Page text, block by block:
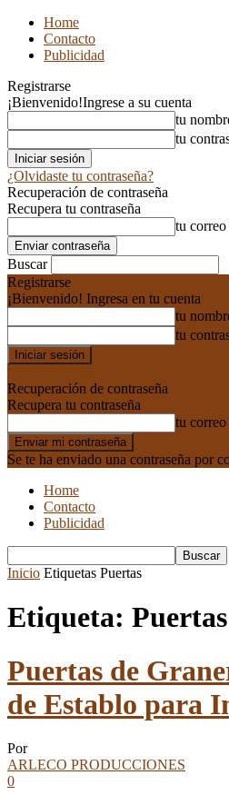
Home
Contacto
Publicidad
Registrarse
¡Bienvenido!Ingrese a su cuenta
tu
tu
¿Olvidaste tu contraseña?
Recuperación de contraseña
Recupera tu contraseña
tu
Buscar
Registrarse
¡Bienvenido! Ingresa en tu cuenta
tu
tu
Recuperación de contraseña
Recupera tu contraseña
tu
Se te ha enviado una contraseña por
Home
Contacto
Publicidad
Inicio Etiquetas Puertas
Etiqueta: Puertas
Puertas de
de Establo para
Por
ARLECO PRODUCCIONES
0